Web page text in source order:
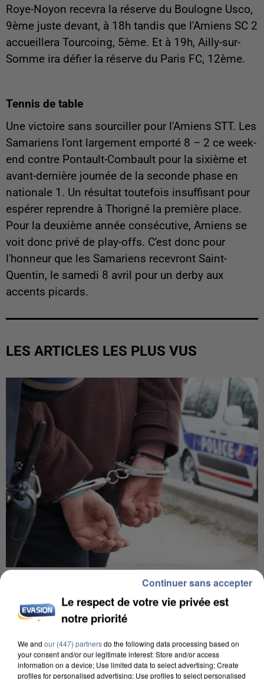
Roye-Noyon recevra la réserve du Boulogne Usco,
9ème juste devant, à 18h tandis que l'Amiens SC 2
accueillera Tourcoing, 5ème. Et à 19h, Ailly-sur-
Somme ira défier la réserve du Paris FC, 12ème.
Tennis de table
Une victoire sans sourciller pour l'Amiens STT. Les
Samariens l'ont largement emporté 8 – 2 ce week-
end contre Pontault-Combault pour la sixième et
avant-dernière journée de la seconde phase en
nationale 1. Un résultat toutefois insuffisant pour
espérer reprendre à Thorigné la première place.
Pour la deuxième année consécutive, Amiens se
voit donc privé de play-offs. C'est donc pour
l'honneur que les Samariens recevront Saint-
Quentin, le samedi 8 avril pour un derby aux
accents picards.
LES ARTICLES LES PLUS VUS
UN SECOND CADRE DE LA DZ MAFIA
Le respect de votre vie privée est
notre priorité
We and our (447) partnersdo the following data processing based on
your consent and/or our legitimate interest: Store and/or access
information on a device; Use limited data to select advertising; Create
profiles for personalised advertising; Use profiles to select personalised
Continuer sans accepter